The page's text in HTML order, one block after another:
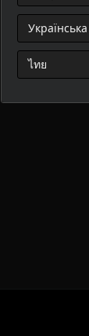
Українська
ไทย